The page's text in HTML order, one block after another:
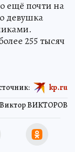
ещё почти на
девушка
255 тысяч
Виктор ВИКТОРОВ
kp.ru